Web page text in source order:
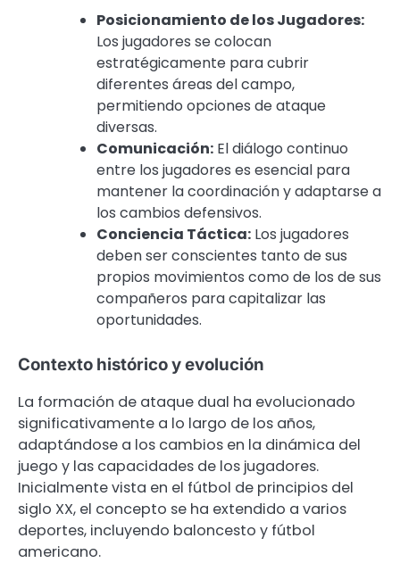
Posicionamiento de los Jugadores:
Los jugadores se colocan
estratégicamente para cubrir
diferentes áreas del campo,
permitiendo opciones de ataque
diversas.
Comunicación: El diálogo continuo
entre los jugadores es esencial para
mantener la coordinación y adaptarse a
los cambios defensivos.
Conciencia Táctica: Los jugadores
deben ser conscientes tanto de sus
propios movimientos como de los de sus
compañeros para capitalizar las
oportunidades.
Contexto histórico y evolución
La formación de ataque dual ha evolucionado
significativamente a lo largo de los años,
adaptándose a los cambios en la dinámica del
juego y las capacidades de los jugadores.
Inicialmente vista en el fútbol de principios del
siglo XX, el concepto se ha extendido a varios
deportes, incluyendo baloncesto y fútbol
americano.